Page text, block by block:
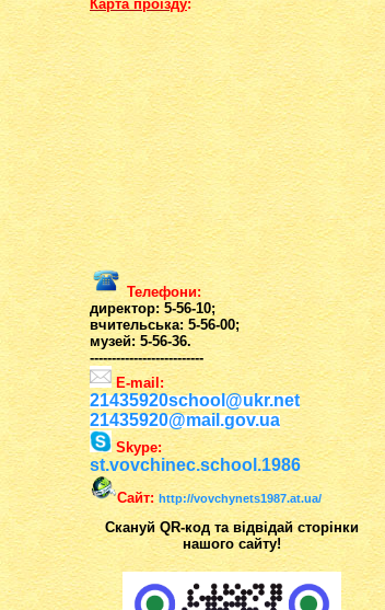
Карта проїзду:
Телефони:
директор: 5-56-10;
вчительська: 5-56-00;
музей: 5-56-36.
--------------------------
E-mail:
21435920school@ukr.net
21435920@mail.gov.ua
Skype:
st.vovchinec.school.1986
Сайт: http://vovchynets1987.at.ua/
Скануй QR-код та відвідай сторінки
нашого сайту!